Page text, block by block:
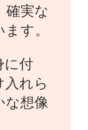
確実な
す。
に付
入れら
な想像